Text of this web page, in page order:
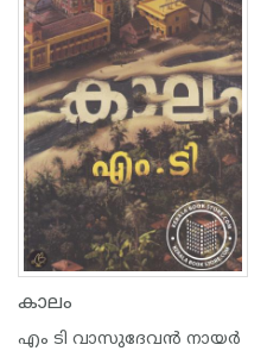
കാലം
എം ടി വാസുദേവന്‍ നായര്‍